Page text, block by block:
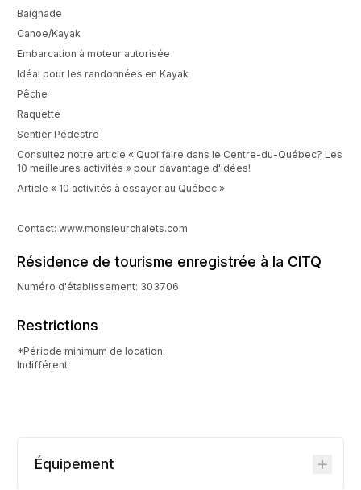
Baignade
Canoe/Kayak
Embarcation à moteur autorisée
Idéal pour les randonnées en Kayak
Pêche
Raquette
Sentier Pédestre
Consultez notre article « Quoi faire dans le Centre-du-Québec? Les
10 meilleures activités » pour davantage d'idées!
Article « 10 activités à essayer au Québec »
Contact: www.monsieurchalets.com
Résidence de tourisme enregistrée à la CITQ
Numéro d'établissement: 303706
Restrictions
*Période minimum de location:
Indifférent
Équipement